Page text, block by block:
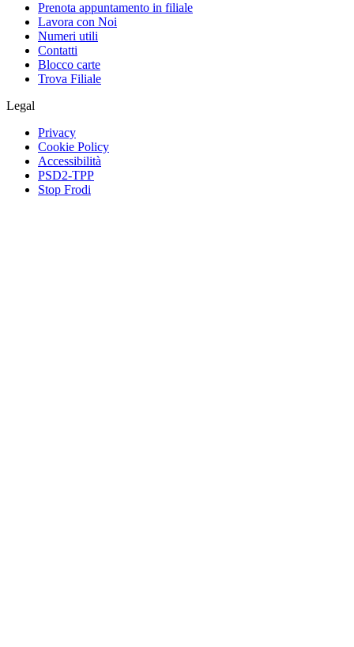
Prenota appuntamento in filiale
Lavora con Noi
Numeri utili
Contatti
Blocco carte
Trova Filiale
Legal
Privacy
Cookie Policy
Accessibilità
PSD2-TPP
Stop Frodi